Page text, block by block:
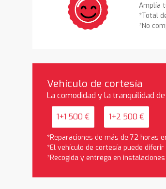
Amplía
*Total
*No
Vehículo de cortesía
La comodidad y la tranquilidad
1+1 500 € 1+2 500 €
*Reparaciones de más de 72 horas
*El vehículo de cortesía puede
*Recogida y entrega en